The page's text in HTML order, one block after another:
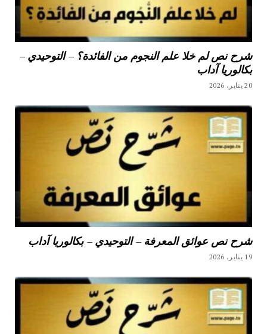
شرح نص لم خلا علم النجوم من الفائدة؟ – التوحيدي –
بكالوريا آداب
20 يناير، 2026
شرح نص عوائق المعرفة – التوحيدي – بكالوريا آداب
19 يناير، 2026